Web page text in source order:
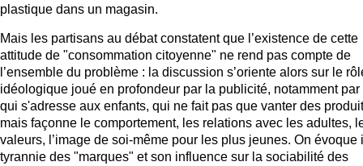
plastique dans un magasin.
Mais les partisans au débat constatent que l’existence de cette
attitude de "consommation citoyenne" ne rend pas compte de
l’ensemble du problème : la discussion s’oriente alors sur le
idéologique joué en profondeur par la publicité, notamment
qui s'adresse aux enfants, qui ne fait pas que vanter des
mais façonne le comportement, les relations avec les adultes,
valeurs, l’image de soi-même pour les plus jeunes. On évoque
tyrannie des "marques" et son influence sur la sociabilité des